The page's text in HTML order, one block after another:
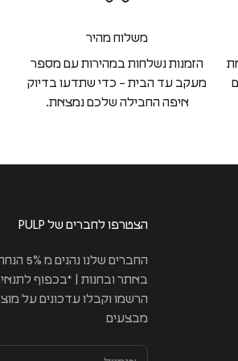
משלוח מהיר
הזמנות נשלחות במהירות עם מספר
מעקב עד הבית – כדי שתדעו בדיוק
איפה החבילה שלכם נמצאת.
הצטרפו לחברים של PULP
החברים
באתר ובחנות | *בכפוף
הרשמו וקבלו עדכונים על
מבצעים